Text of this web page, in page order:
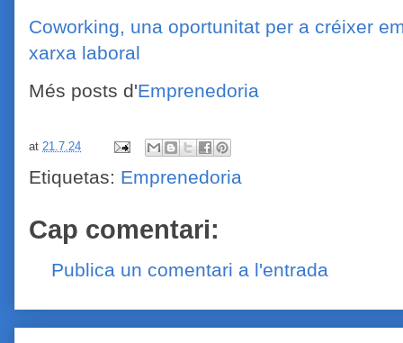
Coworking, una oportunitat per a créixer
xarxa laboral
Més posts d'Emprenedoria
at 21.7.24
Etiquetas: Emprenedoria
Cap comentari:
Publica un comentari a l'entrada